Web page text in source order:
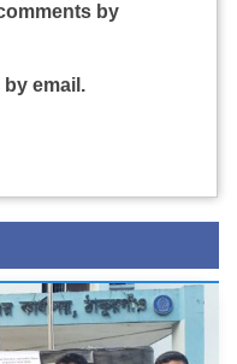
by
email.